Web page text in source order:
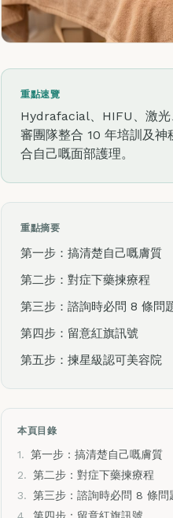
重點速覽
Hydrafacial、HIFU、激
審團隊整合 10 年培訓及神
合自己嘅面部護理。
重點摘要
第一步：搞清楚自己嘅膚質
第二步：對症下藥揀療程
第三步：諮詢時必問 8 條問
第四步：留意紅旗訊號
第五步：揀星級認可美容院
本頁目錄
1. 第一步：搞清楚自己嘅膚質
2. 第二步：對症下藥揀療程
3. 第三步：諮詢時必問 8 條問